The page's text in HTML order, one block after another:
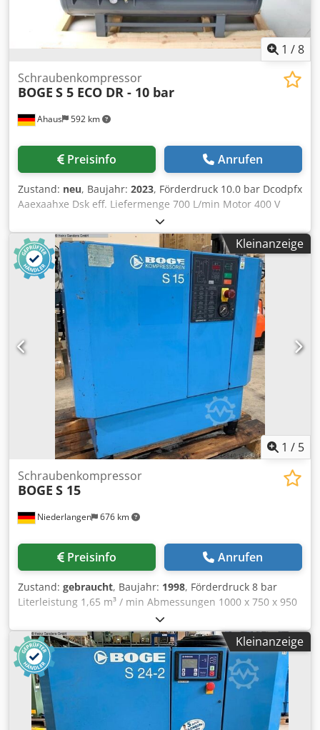
1 /8
Ahaus 592 km
Schraubenkompressor
BOGE S 5 ECO DR - 10 bar
Preisinfo Anrufen
Zustand: neu, Baujahr: 2023, Förderdruck 10.0 bar Dcodpfx
Aaexaahxe Dsk eff. Liefermenge 700 L/min Motor 400 V
Behälterinhalt 250 Liter Maschinengewicht ca. 397 kg.
Gesamtleistungsbedarf 5.5 kW Abmessung L-B-H 1915 x
650 x 1640 mm Ausstellungsmaschine / noch nicht im
Einsatz gewesen neue BOGE SOLID Modellreihe ~
Listenpreis : 8.848 Euro / Sonderpreis auf Anfrage
Hergestellt in Deutschland Ausstattung: - mit Behälter und
Trockner / sofort einsetzbar - Mikroprozessor Steuerung
SOLID base control - Netzdrucksensor - Riemengetriebenes
Antriebssystem - niedrige Drucklufttemparatur durch
wirksamen Nachkühler - liegend untergebauter
Druckluftbehälter - inklusive Kälte Drucklufttrockner *
automatisch arbeitend mit Vor- und Nachfilter ( montiert ) (
auch lieferbar mit 7,5 bar )
Kleinanzeige
1 / 5
Niederlangen 676 km
Schraubenkompressor
BOGE S 15
Preisinfo Anrufen
Zustand: gebraucht, Baujahr: 1998, Förderdruck 8 bar
Literleistung 1,65 m³ / min Abmessungen 1000 x 750 x 950
mm Gesamtleistungsbedarf 11 kW Dcodoqa Tw Nepfx Aa
Dsk Maschinengewicht ca. 175 kg Betriebsstunden: 300
Std. ( Steuerung wurde vermutlich erneuert ) Kleinanzeige